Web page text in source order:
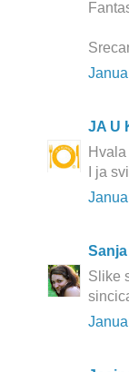
JA U
I ja
Sanja
Slike